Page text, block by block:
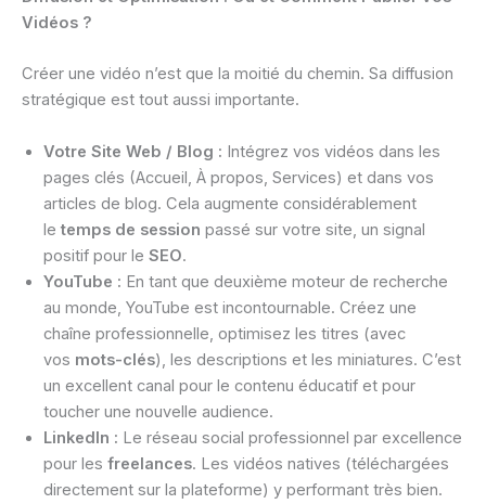
Vidéos ?
Créer une vidéo n’est que la moitié du chemin. Sa diffusion
stratégique est tout aussi importante.
Votre Site Web / Blog : Intégrez vos vidéos dans les
pages clés (Accueil, À propos, Services) et dans vos
articles de blog. Cela augmente considérablement
le temps de session passé sur votre site, un signal
positif pour le SEO.
YouTube : En tant que deuxième moteur de recherche
au monde, YouTube est incontournable. Créez une
chaîne professionnelle, optimisez les titres (avec
vos mots-clés), les descriptions et les miniatures. C’est
un excellent canal pour le contenu éducatif et pour
toucher une nouvelle audience.
LinkedIn : Le réseau social professionnel par excellence
pour les freelances. Les vidéos natives (téléchargées
directement sur la plateforme) y performant très bien.